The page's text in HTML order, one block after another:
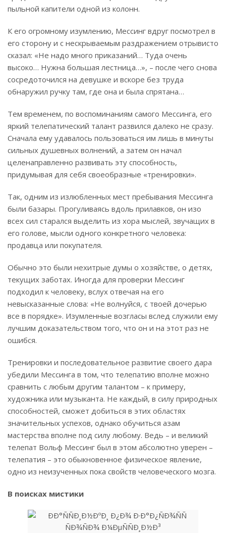
пыльной капители одной из колонн.
К его огромному изумлению, Мессинг вдруг посмотрел в
его сторону и с нескрываемым раздражением отрывисто
сказал: «Не надо много приказаний… Туда очень
высоко… Нужна большая лестница…», – после чего снова
сосредоточился на девушке и вскоре без труда
обнаружил ручку там, где она и была спрятана…
Тем временем, по воспоминаниям самого Мессинга, его
яркий телепатический талант развился далеко не сразу.
Сначала ему удавалось пользоваться им лишь в минуты
сильных душевных волнений, а затем он начал
целенаправленно развивать эту способность,
придумывая для себя своеобразные «тренировки».
Так, одним из излюбленных мест пребывания Мессинга
были базары. Прогуливаясь вдоль прилавков, он изо
всех сил старался выделить из хора мыслей, звучащих в
его голове, мысли одного конкретного человека:
продавца или покупателя.
Обычно это были нехитрые думы о хозяйстве, о детях,
текущих заботах. Иногда для проверки Мессинг
подходил к человеку, вслух отвечая на его
невысказанные слова: «Не волнуйся, с твоей дочерью
все в порядке». Изумленные возгласы вслед служили ему
лучшим доказательством того, что он и на этот раз не
ошибся.
Тренировки и последовательное развитие своего дара
убедили Мессинга в том, что телепатию вполне можно
сравнить с любым другим талантом – к примеру,
художника или музыканта. Не каждый, в силу природных
способностей, сможет добиться в этих областях
значительных успехов, однако обучиться азам
мастерства вполне под силу любому. Ведь – и великий
телепат Вольф Мессинг был в этом абсолютно уверен –
телепатия – это обыкновенное физическое явление,
одно из неизученных пока свойств человеческого мозга.
В поисках мистики